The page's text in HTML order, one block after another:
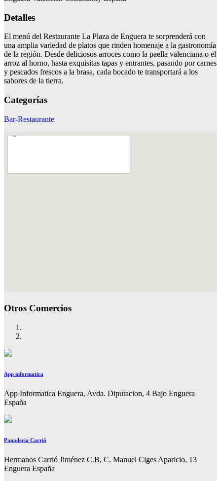
Detalles
El menú del Restaurante La Plaza de Enguera te sorprenderá con
una amplia variedad de platos que rinden homenaje a la gastronomía
de la región. Desde deliciosos arroces como la paella valenciana o el
arroz al horno, hasta exquisitas tapas y entrantes, pasando por carnes
y pescados frescos a la brasa, cada bocado te transportará a los
sabores de la tierra.
Categorías
Bar-Restaurante
Otros Comercios
App informatica
App Informatica Enguera, Avda. Diputacion, 4 Bajo Enguera
España
Panaderia Carrió
Hermanos Carrió Jiménez C.B, C. Manuel Ciges Aparicio, 13
Enguera España